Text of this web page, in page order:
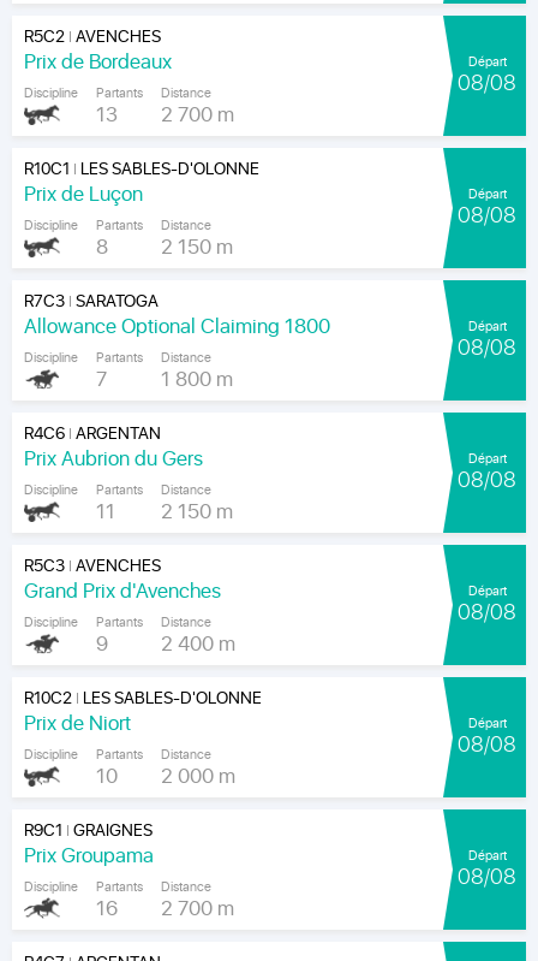
R5C2|AVENCHES
Prix de Bordeaux
Discipline Partants
13
Distance
2 700 m
Départ
08/08
R10C1 | LES SABLES-D'OLONNE
Prix de Luçon
Discipline Partants
8
Distance
2 150 m
Départ
08/08
R7C3|SARATOGA
Allowance Optional Claiming 1800
Discipline Partants
7
Distance
1 800 m
Départ
08/08
R4C6|ARGENTAN
Prix Aubrion du Gers
Discipline Partants
11
Distance
2 150 m
Départ
08/08
R5C3|AVENCHES
Grand Prix d'Avenches
Discipline Partants
9
Distance
2 400 m
Départ
08/08
R10C2| LES SABLES-D'OLONNE
Prix de Niort
Discipline Partants
10
Distance
2 000 m
Départ
08/08
R9C1 |GRAIGNES
Prix Groupama
Discipline Partants
16
Distance
2 700 m
Départ
08/08